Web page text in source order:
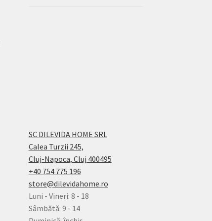
SC DILEVIDA HOME SRL
Calea Turzii 245,
Cluj-Napoca, Cluj 400495
+40 754 775 196
store@dilevidahome.ro
Luni - Vineri: 8 - 18
Sâmbătă: 9 - 14